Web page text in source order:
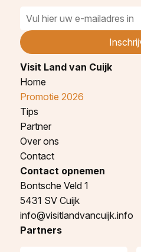
Visit Land van Cuijk
Home
Promotie 2026
Tips
Partner
Over ons
Contact
Contact opnemen
Bontsche Veld 1
5431 SV Cuijk
info@visitlandvancuijk.info
Partners